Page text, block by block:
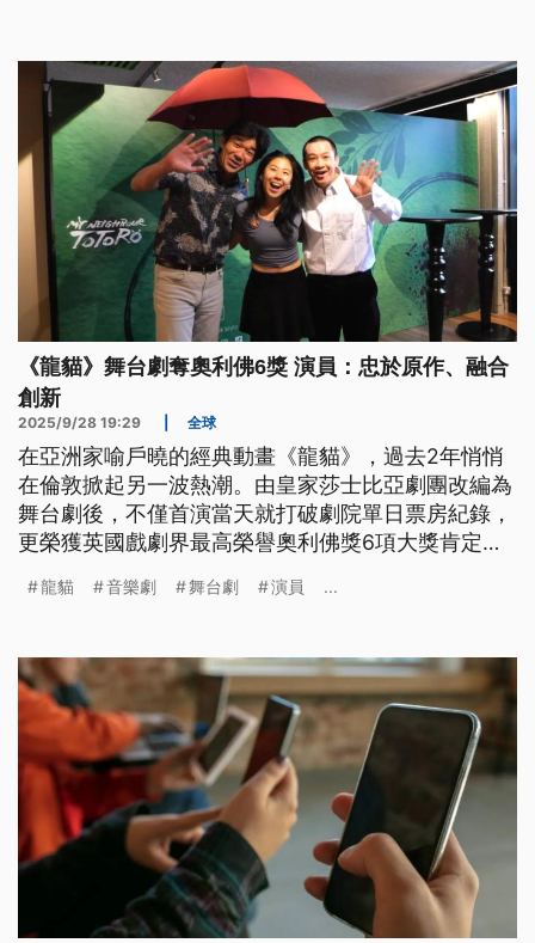
《龍貓》舞台劇奪奧利佛6獎 演員：忠於原作、融合
創新
2025/9/28 19:29 全球
在亞洲家喻戶曉的經典動畫《龍貓》，過去2年悄悄
在倫敦掀起另一波熱潮。由皇家莎士比亞劇團改編為
舞台劇後，不僅首演當天就打破劇院單日票房紀錄，
更榮獲英國戲劇界最高榮譽奧利佛獎6項大獎肯定。
了解這部承載東方情感的作品，如何跨越語言與文化
龍貓 音樂劇 舞台劇 演員 ...